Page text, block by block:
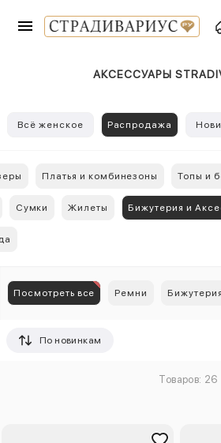
АКСЕССУАРЫ
Всё женское Распродажа
Платья и комбинезоны Топы и
Сумки Жилеты Бижутерия и
Посмотреть все Ремни Бижутерия
По новинкам
Товаров: 26